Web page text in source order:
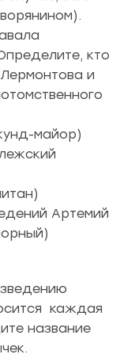
кто
и
майор)
Артемий
каждая
название